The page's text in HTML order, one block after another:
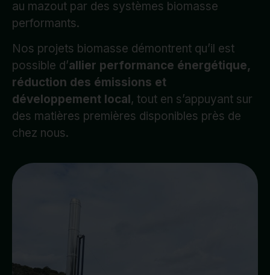
au mazout par des systèmes biomasse
performants.
Nos projets biomasse démontrent qu’il est
possible d’allier performance énergétique,
réduction des émissions et
développement local, tout en s’appuyant sur
des matières premières disponibles près de
chez nous.